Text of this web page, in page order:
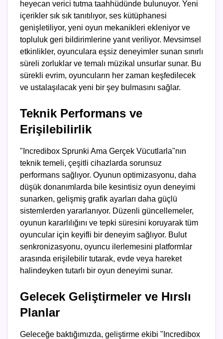
heyecan verici tutma taahhüdünde bulunuyor. Yeni
içerikler sık sık tanıtılıyor, ses kütüphanesi
genişletiliyor, yeni oyun mekanikleri ekleniyor ve
topluluk geri bildirimlerine yanıt veriliyor. Mevsimsel
etkinlikler, oyunculara eşsiz deneyimler sunan sınırlı
süreli zorluklar ve temalı müzikal unsurlar sunar. Bu
sürekli evrim, oyuncuların her zaman keşfedilecek
ve ustalaşılacak yeni bir şey bulmasını sağlar.
Teknik Performans ve
Erişilebilirlik
"Incredibox Sprunki Ama Gerçek Vücutlarla"nın
teknik temeli, çeşitli cihazlarda sorunsuz
performans sağlıyor. Oyunun optimizasyonu, daha
düşük donanımlarda bile kesintisiz oyun deneyimi
sunarken, gelişmiş grafik ayarları daha güçlü
sistemlerden yararlanıyor. Düzenli güncellemeler,
oyunun kararlılığını ve tepki süresini koruyarak tüm
oyuncular için keyifli bir deneyim sağlıyor. Bulut
senkronizasyonu, oyuncu ilerlemesini platformlar
arasında erişilebilir tutarak, evde veya hareket
halindeyken tutarlı bir oyun deneyimi sunar.
Gelecek Geliştirmeler ve Hırslı
Planlar
Geleceğe baktığımızda, geliştirme ekibi "Incredibox